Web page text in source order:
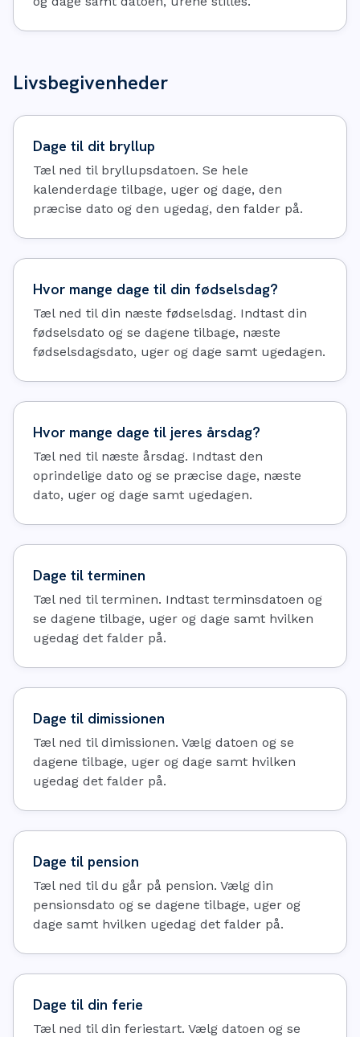
Livsbegivenheder
Dage til dit bryllup
Tæl ned til bryllupsdatoen. Se hele
kalenderdage tilbage, uger og dage, den
præcise dato og den ugedag, den falder på.
Hvor mange dage til din fødselsdag?
Tæl ned til din næste fødselsdag. Indtast din
fødselsdato og se dagene tilbage, næste
fødselsdagsdato, uger og dage samt ugedagen.
Hvor mange dage til jeres årsdag?
Tæl ned til næste årsdag. Indtast den
oprindelige dato og se præcise dage, næste
dato, uger og dage samt ugedagen.
Dage til terminen
Tæl ned til terminen. Indtast terminsdatoen og
se dagene tilbage, uger og dage samt hvilken
ugedag det falder på.
Dage til dimissionen
Tæl ned til dimissionen. Vælg datoen og se
dagene tilbage, uger og dage samt hvilken
ugedag det falder på.
Dage til pension
Tæl ned til du går på pension. Vælg din
pensionsdato og se dagene tilbage, uger og
dage samt hvilken ugedag det falder på.
Dage til din ferie
Tæl ned til din feriestart. Vælg datoen og se